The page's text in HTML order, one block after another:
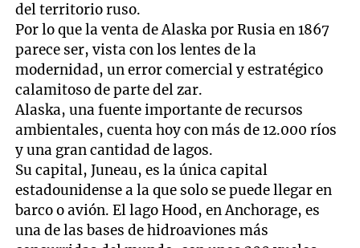
del territorio ruso.
Por lo que la venta de Alaska por Rusia en 1867
parece ser, vista con los lentes de la
modernidad, un error comercial y estratégico
calamitoso de parte del zar.
Alaska, una fuente importante de recursos
ambientales, cuenta hoy con más de 12.000 ríos
y una gran cantidad de lagos.
Su capital, Juneau, es la única capital
estadounidense a la que solo se puede llegar en
barco o avión. El lago Hood, en Anchorage, es
una de las bases de hidroaviones más